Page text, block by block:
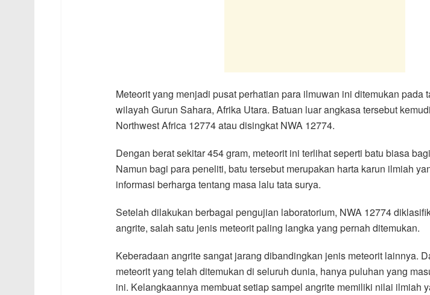
Meteorit yang menjadi pusat perhatian para ilmuwan ini ditemukan pada
wilayah Gurun Sahara, Afrika Utara. Batuan luar angkasa tersebut
Northwest Africa 12774 atau disingkat NWA 12774.
Dengan berat sekitar 454 gram, meteorit ini terlihat seperti batu biasa
Namun bagi para peneliti, batu tersebut merupakan harta karun ilmiah
informasi berharga tentang masa lalu tata surya.
Setelah dilakukan berbagai pengujian laboratorium, NWA 12774
angrite, salah satu jenis meteorit paling langka yang pernah ditemukan.
Keberadaan angrite sangat jarang dibandingkan jenis meteorit lainnya.
meteorit yang telah ditemukan di seluruh dunia, hanya puluhan yang
ini. Kelangkaannya membuat setiap sampel angrite memiliki nilai ilmiah